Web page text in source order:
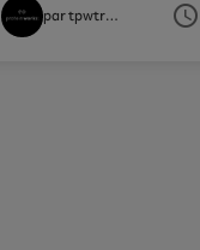
par tpwtrainer access_time